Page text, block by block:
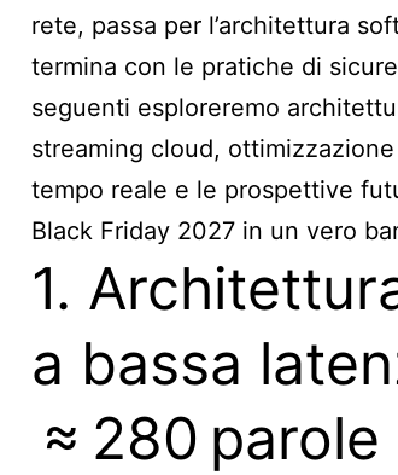
rete, passa per l’architettura
termina con le pratiche di
seguenti esploreremo
streaming cloud,
tempo reale e le prospettive
Black Friday 2027 in un vero
1.
a bassa
≈ 280 parole